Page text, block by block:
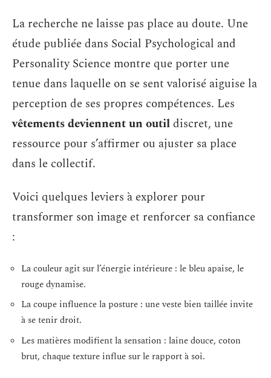
La recherche ne laisse pas place au doute. Une
étude publiée dans Social Psychological and
Personality Science montre que porter une
tenue dans laquelle on se sent valorisé aiguise la
perception de ses propres compétences. Les
vêtements deviennent un outildiscret, une
ressource pour s’affirmer ou ajuster sa place
dans le collectif.
Voici quelques leviers à explorer pour
transformer son image et renforcer sa confiance
:
La couleur agit sur l’énergie intérieure : le bleu apaise, le
rouge dynamise.
La coupe influence la posture : une veste bien taillée invite
à se tenir droit.
Les matières modifient la sensation : laine douce, coton
brut, chaque texture influe sur le rapport à soi.